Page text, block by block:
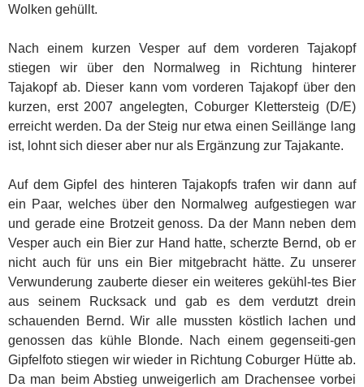
Wolken gehüllt.
Nach einem kurzen Vesper auf dem vorderen Tajakopf
stiegen wir über den Normalweg in Richtung hinterer
Tajakopf ab. Dieser kann vom vorderen Tajakopf über den
kurzen, erst 2007 angelegten, Coburger Klettersteig (D/E)
erreicht werden. Da der Steig nur etwa einen Seillänge lang
ist, lohnt sich dieser aber nur als Ergänzung zur Tajakante.
Auf dem Gipfel des hinteren Tajakopfs trafen wir dann auf
ein Paar, welches über den Normalweg aufgestiegen war
und gerade eine Brotzeit genoss. Da der Mann neben dem
Vesper auch ein Bier zur Hand hatte, scherzte Bernd, ob er
nicht auch für uns ein Bier mitgebracht hätte. Zu unserer
Verwunderung zauberte dieser ein weiteres gekühl-tes Bier
aus seinem Rucksack und gab es dem verdutzt drein
schauenden Bernd. Wir alle mussten köstlich lachen und
genossen das kühle Blonde. Nach einem gegenseiti-gen
Gipfelfoto stiegen wir wieder in Richtung Coburger Hütte ab.
Da man beim Abstieg unweigerlich am Drachensee vorbei